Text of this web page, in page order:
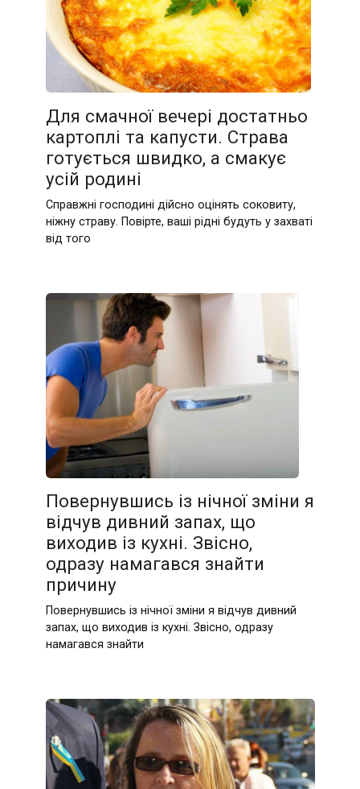
Для смачної вечері достатньо
картоплі та капусти. Страва
готується швидко, а смакує
усій родині
Справжні господині дійсно оцінять соковиту,
ніжну страву. Повірте, ваші рідні будуть у захваті
від того
Повернувшись із нічної зміни я
відчув дивний запах, що
виходив із кухні. Звісно,
одразу намагався знайти
причину
Повернувшись із нічної зміни я відчув дивний
запах, що виходив із кухні. Звісно, одразу
намагався знайти